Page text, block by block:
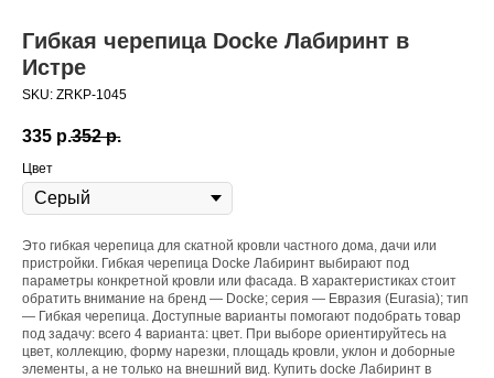
Гибкая черепица Docke Лабиринт в
Истре
SKU: ZRKP-1045
335 р.352 р.
Цвет
Это гибкая черепица для скатной кровли частного дома, дачи или
пристройки. Гибкая черепица Docke Лабиринт выбирают под
параметры конкретной кровли или фасада. В характеристиках стоит
обратить внимание на бренд — Docke; серия — Евразия (Eurasia); тип
— Гибкая черепица. Доступные варианты помогают подобрать товар
под задачу: всего 4 варианта: цвет. При выборе ориентируйтесь на
цвет, коллекцию, форму нарезки, площадь кровли, уклон и доборные
элементы, а не только на внешний вид. Купить docke Лабиринт в